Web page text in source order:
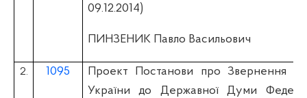
09.12.2014)
ПИНЗЕНИК Павло Васильович
2. 1095
Проект Постанови про Звернення
України до Державної Думи